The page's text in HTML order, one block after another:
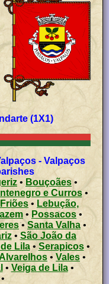
(1X1)
- Valpaços
• Bouçoães •
e Curros •
Friões• Lebução,
• Possacos•
•Santa Valha•
• São João da
Lila• Serapicos•
• Vales•
• Veiga de Lila•
•